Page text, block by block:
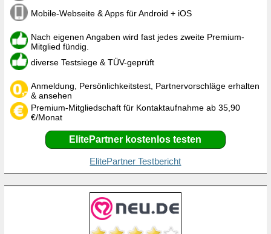
Mobile-Webseite & Apps für Android + iOS
Nach eigenen Angaben wird fast jedes zweite Premium-
Mitglied fündig.
diverse Testsiege & TÜV-geprüft
Anmeldung, Persönlichkeitstest, Partnervorschläge erhalten
& ansehen
Premium-Mitgliedschaft für Kontaktaufnahme ab 35,90
€/Monat
ElitePartner kostenlos testen
ElitePartner Testbericht